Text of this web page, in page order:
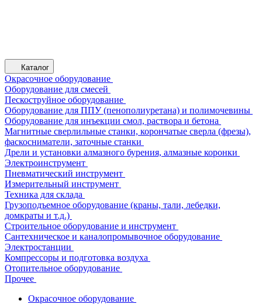
Каталог
Окрасочное оборудование
Оборудование для смесей
Пескоструйное оборудование
Оборудование для ППУ (пенополиуретана) и полимочевины
Оборудование для инъекции смол, раствора и бетона
Магнитные сверлильные станки, корончатые сверла (фрезы),
фаскосниматели, заточные станки
Дрели и установки алмазного бурения, алмазные коронки
Электроинструмент
Пневматический инструмент
Измерительный инструмент
Техника для склада
Грузоподъемное оборудование (краны, тали, лебедки,
домкраты и т.д.)
Строительное оборудование и инструмент
Сантехническое и каналопромывочное оборудование
Электростанции
Компрессоры и подготовка воздуха
Отопительное оборудование
Прочее
Окрасочное оборудование